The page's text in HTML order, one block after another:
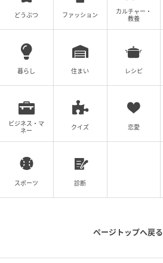
客室設備
どうぶつ ファッション
カルチャー・
教養
暮らし 住まい レシピ
ビジネス・マ
ネー
クイズ 恋愛
スポーツ 診断
ページトップへ戻る